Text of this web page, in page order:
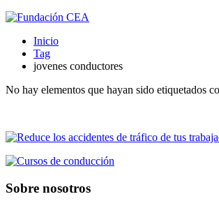
Inicio
Tag
jovenes conductores
No hay elementos que hayan sido etiquetados
Sobre nosotros